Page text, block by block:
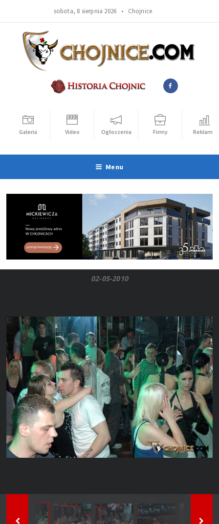
sobota, 8 sierpnia 2026 • Chojnice
Galeria Video Ogłoszenia Firmy Reklama
Menu
02-05-2010